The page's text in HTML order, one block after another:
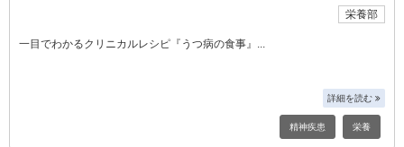
栄養部
一目でわかるクリニカルレシピ『うつ病の食事』
詳細を読む
精神疾患 栄養